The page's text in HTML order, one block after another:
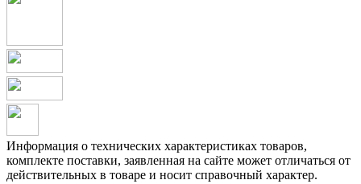
Информация о технических характеристиках товаров,
комплекте поставки, заявленная на сайте может отличаться от
действительных в товаре и носит справочный характер.